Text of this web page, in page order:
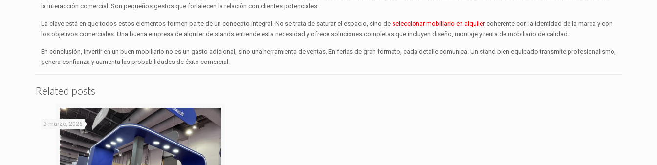
la interacción comercial. Son pequeños gestos que fortalecen la relación con clientes potenciales.
La clave está en que todos estos elementos formen parte de un concepto integral. No se trata de saturar el espacio, sino de seleccionar mobiliario en alquilercoherente con la identidad de la marca y con
los objetivos comerciales. Una buena empresa de alquiler de stands entiende esta necesidad y ofrece soluciones completas que incluyen diseño, montaje y renta de mobiliario de calidad.
En conclusión, invertir en un buen mobiliario no es un gasto adicional, sino una herramienta de ventas. En ferias de gran formato, cada detalle comunica. Un stand bien equipado transmite profesionalismo,
genera confianza y aumenta las probabilidades de éxito comercial.
Related posts
3 marzo, 2026